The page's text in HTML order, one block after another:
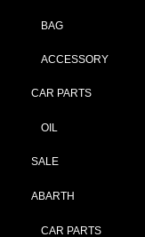
BAG
ACCESSORY
CAR PARTS
OIL
SALE
ABARTH
CAR PARTS